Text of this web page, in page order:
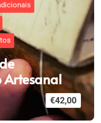
Artesanal
€42,00